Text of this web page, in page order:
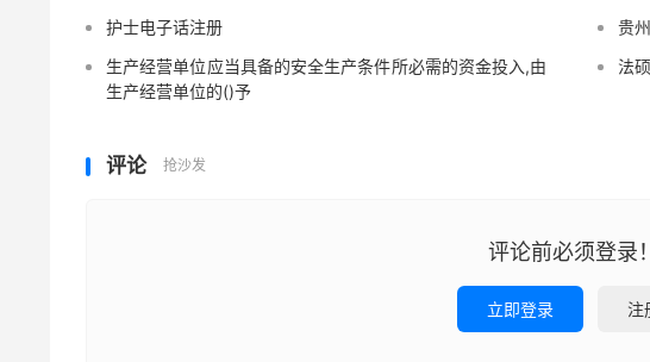
护士电子话注册
贵
生产经营单位应当具备的安全生产条件所必需的资金投入,由
生产经营单位的()予
法
评论 抢沙发
评论前必须登录！
立即登录 注